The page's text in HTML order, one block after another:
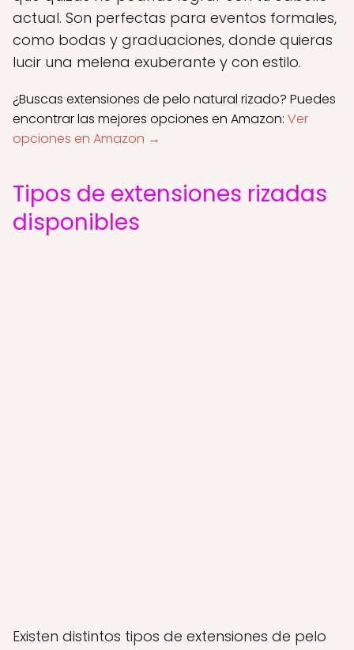
actual. Son perfectas para eventos formales,
como bodas y graduaciones, donde quieras
lucir una melena exuberante y con estilo.
¿Buscas extensiones de pelo natural rizado? Puedes
encontrar las mejores opciones en Amazon: Ver
opciones en Amazon →
Tipos de extensiones rizadas
disponibles
Existen distintos tipos de extensiones de pelo